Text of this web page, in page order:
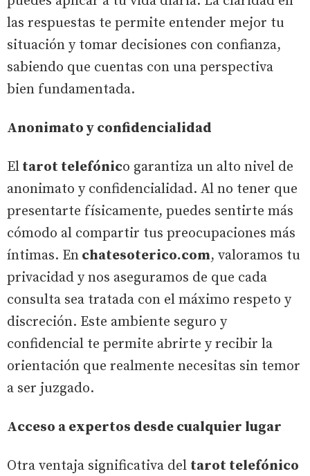
las respuestas te permite entender mejor tu
situación y tomar decisiones con confianza,
sabiendo que cuentas con una perspectiva
bien fundamentada.
Anonimato y confidencialidad
El tarot telefónico garantiza un alto nivel de
anonimato y confidencialidad. Al no tener que
presentarte físicamente, puedes sentirte más
cómodo al compartir tus preocupaciones más
íntimas. En chatesoterico.com, valoramos tu
privacidad y nos aseguramos de que cada
consulta sea tratada con el máximo respeto y
discreción. Este ambiente seguro y
confidencial te permite abrirte y recibir la
orientación que realmente necesitas sin temor
a ser juzgado.
Acceso a expertos desde cualquier lugar
Otra ventaja significativa del tarot telefónico